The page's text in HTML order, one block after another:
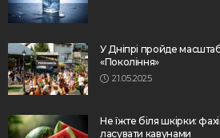
У Дніпрі пройде
«Покоління»
21.05.2025
Не їжте біля шкірки:
ласувати кавунами